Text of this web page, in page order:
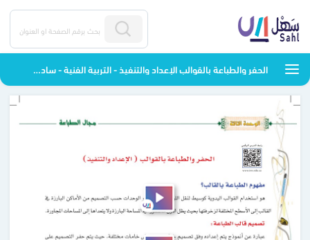
الحفر والطباعة بالقوالب الإعداد والتنفيذ - التربية الفنية - سادس ابتدائي